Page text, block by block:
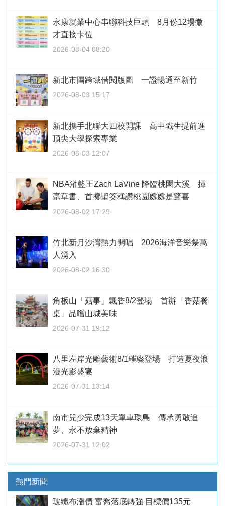
永康就業中心串聯科技巨頭 8月份12場徵
才直接卡位
2026-08-04 08:20
新北市圖跨域借閱版圖 一證暢通至新竹
2026-08-03 15:17
新北攜手北聯大四校開課 高中職生提前進
頂尖大學探索專業
2026-08-03 12:07
NBA灌籃王Zach LaVine 降臨桃園大溪 揮
毫草書、首擲聖筊稱讚桃園處處是驚喜
2026-08-02 17:29
竹北新月沙灣熱力開唱 2026海洋音樂祭萬
人湧入
2026-08-02 16:30
角板山「菇事」飄香8/2登場 首辦「香菇餐
桌」品嚐山城美味
2026-07-31 19:12
八里左岸光雕藝術8/1璀璨登場 打造夏夜浪
漫光影盛宴
2026-07-31 13:14
南市兒少完成13天單車環島 傳承勇敢追
夢、永不放棄精神
2026-07-31 12:02
熱門新聞
玻纖布漲價 富喬落底轉強 目標價135元